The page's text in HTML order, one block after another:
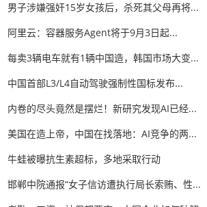
男子涉嫌强奸15岁女孩后，杀死其父母再将...
阿里云：容器服务Agent将于9月3日起...
每卖3辆电车就有1辆中国造，韩国市场大变...
中国首部L3/L4自动驾驶强制性国标发布...
内卷的尽头竟然是摆烂！新研究发现AI已经...
美国在造上帝，中国在找落地：AI竞争的两...
牛蛙被曝抗生素超标，多地采取行动
邯郸中院通报“女子信访遭执行局长索贿、性...